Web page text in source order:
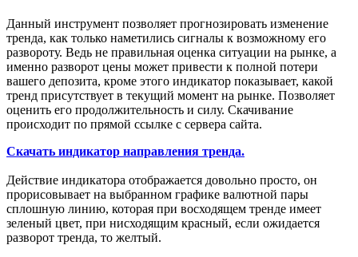
Данный инструмент позволяет прогнозировать изменение
тренда, как только наметились сигналы к возможному его
развороту. Ведь не правильная оценка ситуации на рынке, а
именно разворот цены может привести к полной потери
вашего депозита, кроме этого индикатор показывает, какой
тренд присутствует в текущий момент на рынке. Позволяет
оценить его продолжительность и силу. Скачивание
происходит по прямой ссылке с сервера сайта.
Скачать индикатор направления тренда.
Действие индикатора отображается довольно просто, он
прорисовывает на выбранном графике валютной пары
сплошную линию, которая при восходящем тренде имеет
зеленый цвет, при нисходящим красный, если ожидается
разворот тренда, то желтый.